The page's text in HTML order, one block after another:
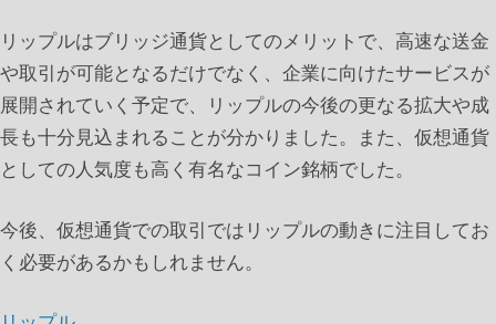
リップルはブリッジ通貨としてのメリットで、高速な送金
や取引が可能となるだけでなく、企業に向けたサービスが
展開されていく予定で、リップルの今後の更なる拡大や成
長も十分見込まれることが分かりました。また、仮想通貨
としての人気度も高く有名なコイン銘柄でした。
今後、仮想通貨での取引ではリップルの動きに注目してお
く必要があるかもしれません。